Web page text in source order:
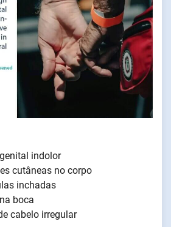
indolor
cutâneas no corpo
inchadas
boca
cabelo irregular